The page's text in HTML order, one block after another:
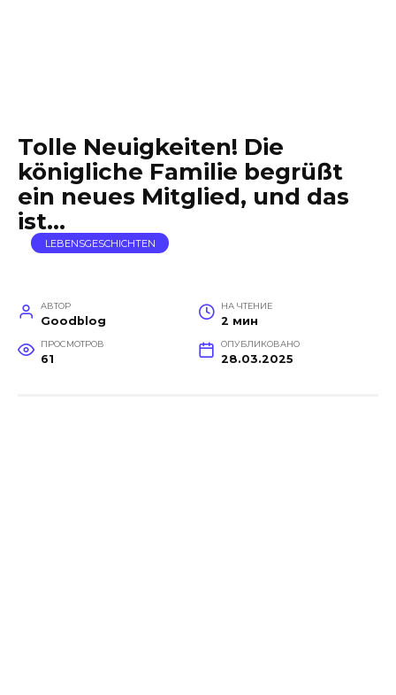
Tolle Neuigkeiten! Die
königliche Familie begrüßt
ein neues Mitglied, und das
ist…
LEBENSGESCHICHTEN
АВТОР
Goodblog
НА ЧТЕНИЕ
2 мин
ПРОСМОТРОВ
61
ОПУБЛИКОВАНО
28.03.2025